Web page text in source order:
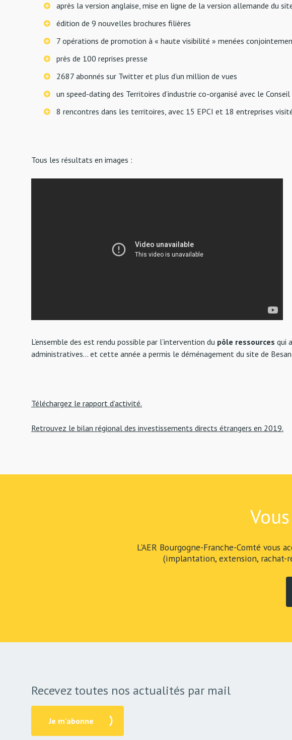
après la version anglaise, mise en ligne de la version allemande du
édition de 9 nouvelles brochures filières
7 opérations de promotion à « haute visibilité » menées
près de 100 reprises presse
2687 abonnés sur Twitter et plus d’un million de vues
un speed-dating des Territoires d’industrie co-organisé avec le
8 rencontres dans les territoires, avec 15 EPCI et 18 entreprises
Tous les résultats en images :
L’ensemble des est rendu possible par l’intervention du pôle ressources qui
administratives… et cette année a permis le déménagement du site de
Téléchargez le rapport d’activité.
Retrouvez le bilan régional des investissements directs étrangers en 2019.
L'AER Bourgogne-Franche-Comté vous
(implantation, extension,
Recevez toutes nos actualités par mail
Je m'abonne